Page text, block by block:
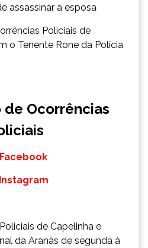
assassinar a esposa
Policiais de
o Tenente Rone da Polícia
de Ocorrências
de Capelinha e
da Aranãs de segunda à